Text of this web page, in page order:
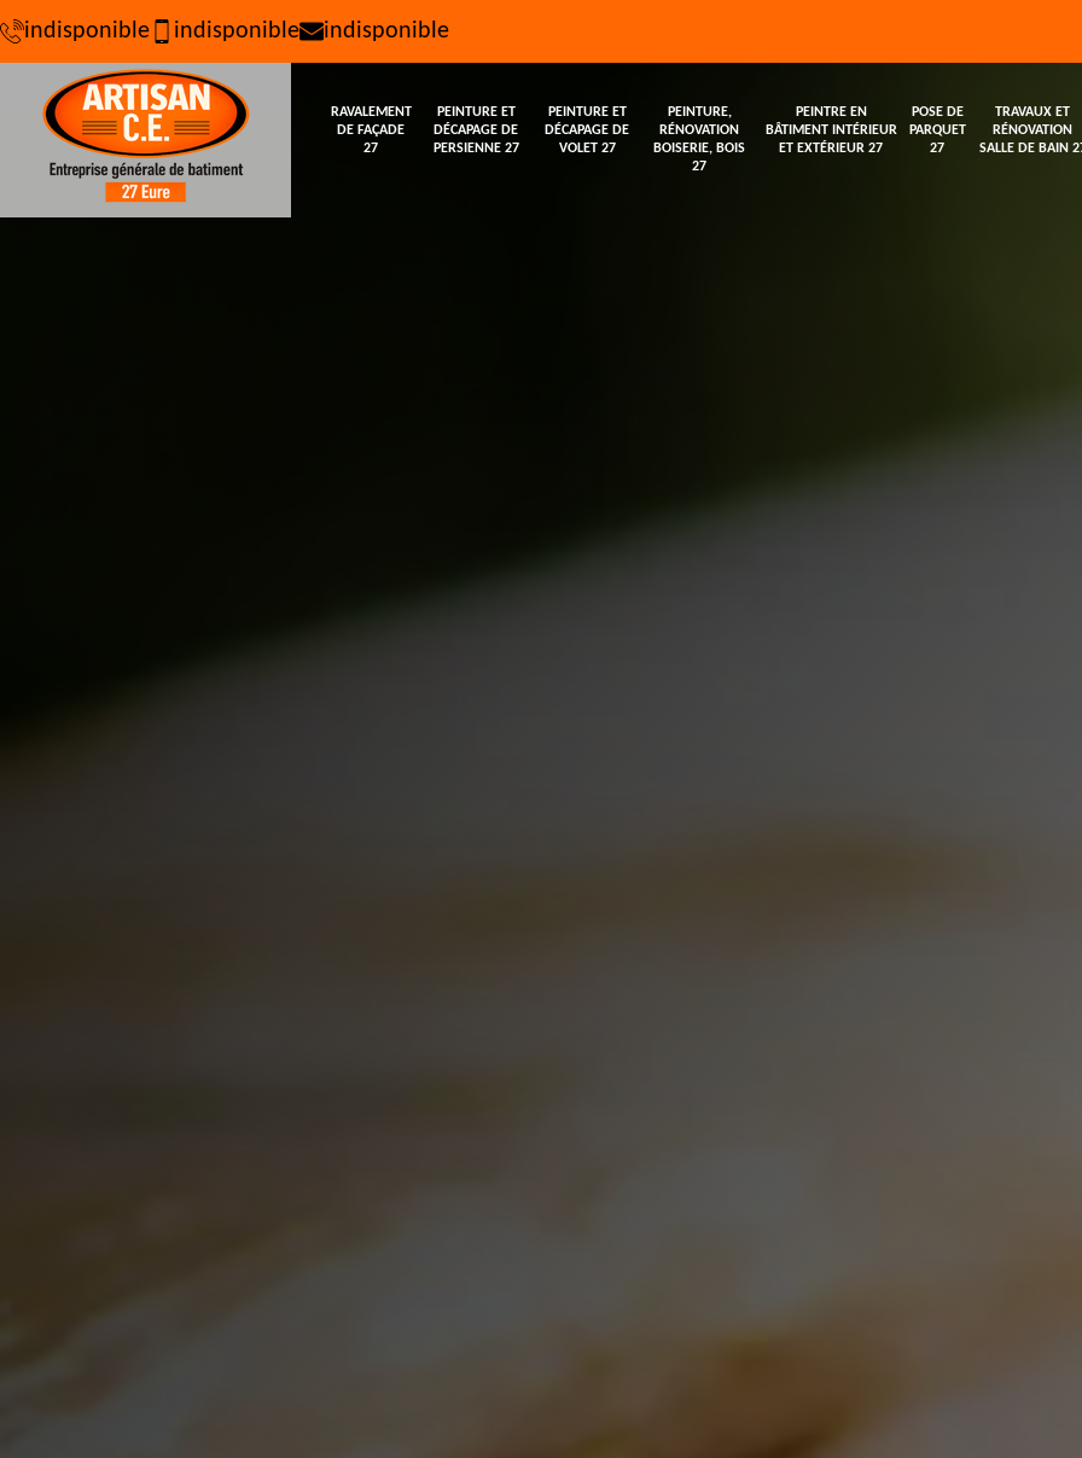
indisponible indisponible indisponible
RAVALEMENT
DE FAÇADE
27
PEINTURE ET
DÉCAPAGE DE
PERSIENNE 27
PEINTURE ET
DÉCAPAGE DE
VOLET 27
PEINTURE,
RÉNOVATION
BOISERIE, BOIS
27
PEINTRE EN
BÂTIMENT INTÉRIEUR
ET EXTÉRIEUR 27
POSE DE
PARQUET
27
TRAVAUX ET
RÉNOVATION
SALLE DE BAIN